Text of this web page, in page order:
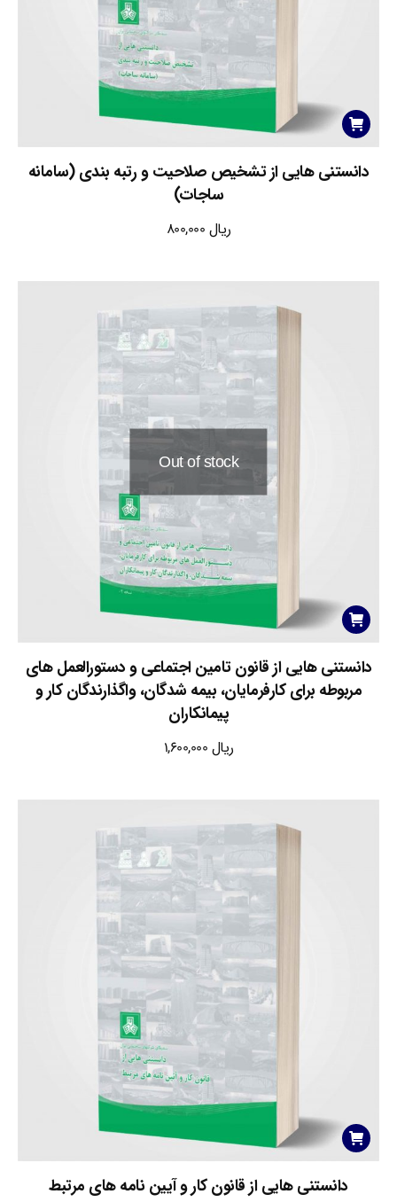
دانستنی هایی از تشخیص صلاحیت و رتبه بندی (سامانه
ساجات)
ریال
Out of stock
دانستنی هایی از قانون تامین اجتماعی و دستورالعمل های
مربوطه برای کارفرمایان، بیمه شدگان، واگذارندگان کار و
پیمانکاران
ریال
دانستنی هایی از قانون کار و آیین نامه های مرتبط